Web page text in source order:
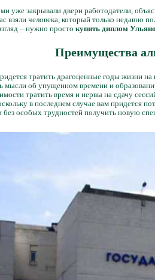
уже закрывали двери работодатели,
взяли человека, который только недавно
– нужно просто купить диплом
Преимущества
тратить драгоценные годы жизни
мысли об упущенном времени и
тратить время и нервы на сдачу
в последнем случае вам придется
без особых трудностей получить новую